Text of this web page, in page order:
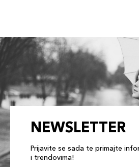
NEWSLETTER
Prijavite se sada te primajte
i trendovima!